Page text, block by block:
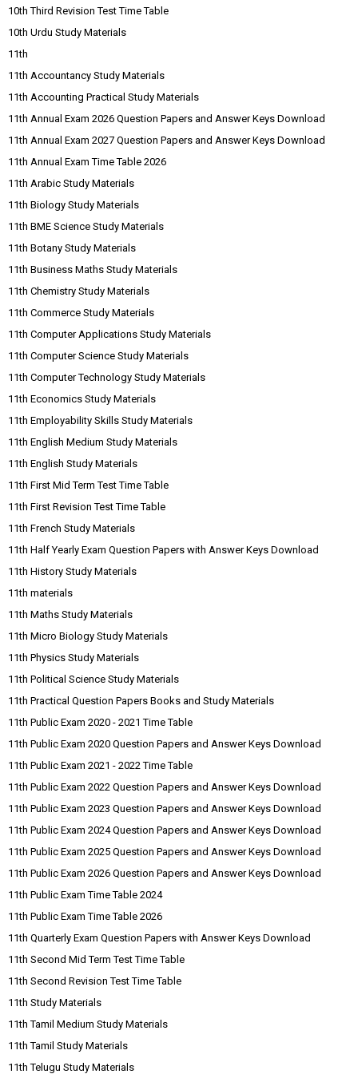
10th Third Revision Test Time Table
10th Urdu Study Materials
11th
11th Accountancy Study Materials
11th Accounting Practical Study Materials
11th Annual Exam 2026 Question Papers and Answer Keys Download
11th Annual Exam 2027 Question Papers and Answer Keys Download
11th Annual Exam Time Table 2026
11th Arabic Study Materials
11th Biology Study Materials
11th BME Science Study Materials
11th Botany Study Materials
11th Business Maths Study Materials
11th Chemistry Study Materials
11th Commerce Study Materials
11th Computer Applications Study Materials
11th Computer Science Study Materials
11th Computer Technology Study Materials
11th Economics Study Materials
11th Employability Skills Study Materials
11th English Medium Study Materials
11th English Study Materials
11th First Mid Term Test Time Table
11th First Revision Test Time Table
11th French Study Materials
11th Half Yearly Exam Question Papers with Answer Keys Download
11th History Study Materials
11th materials
11th Maths Study Materials
11th Micro Biology Study Materials
11th Physics Study Materials
11th Political Science Study Materials
11th Practical Question Papers Books and Study Materials
11th Public Exam 2020 - 2021 Time Table
11th Public Exam 2020 Question Papers and Answer Keys Download
11th Public Exam 2021 - 2022 Time Table
11th Public Exam 2022 Question Papers and Answer Keys Download
11th Public Exam 2023 Question Papers and Answer Keys Download
11th Public Exam 2024 Question Papers and Answer Keys Download
11th Public Exam 2025 Question Papers and Answer Keys Download
11th Public Exam 2026 Question Papers and Answer Keys Download
11th Public Exam Time Table 2024
11th Public Exam Time Table 2026
11th Quarterly Exam Question Papers with Answer Keys Download
11th Second Mid Term Test Time Table
11th Second Revision Test Time Table
11th Study Materials
11th Tamil Medium Study Materials
11th Tamil Study Materials
11th Telugu Study Materials